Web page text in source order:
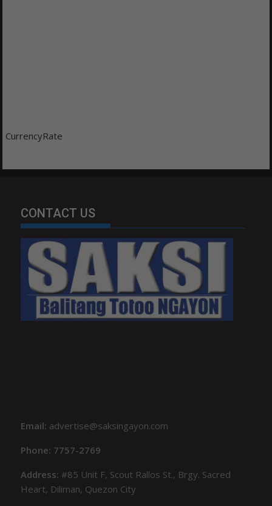
CurrencyRate
CONTACT US
Email: advertise@saksingayon.com
Phone: 7757-2769
Address:#85 Unit F, Scout Rallos St., Brgy. Sacred
Heart, Diliman, Quezon City